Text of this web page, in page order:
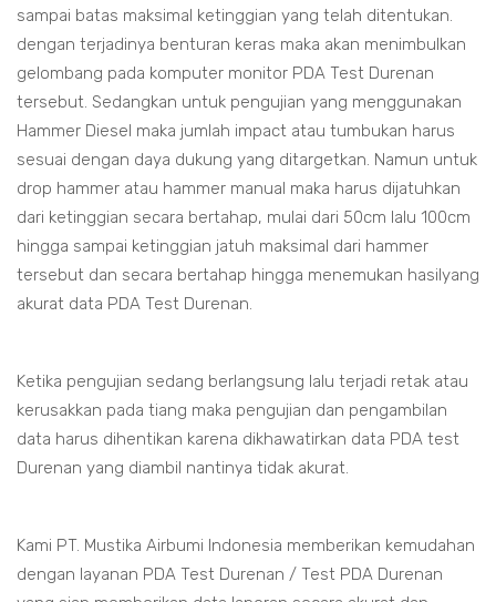
sampai batas maksimal ketinggian yang telah ditentukan.
dengan terjadinya benturan keras maka akan menimbulkan
gelombang pada komputer monitor PDA Test Durenan
tersebut. Sedangkan untuk pengujian yang menggunakan
Hammer Diesel maka jumlah impact atau tumbukan harus
sesuai dengan daya dukung yang ditargetkan. Namun untuk
drop hammer atau hammer manual maka harus dijatuhkan
dari ketinggian secara bertahap, mulai dari 50cm lalu 100cm
hingga sampai ketinggian jatuh maksimal dari hammer
tersebut dan secara bertahap hingga menemukan hasilyang
akurat data PDA Test Durenan.
Ketika pengujian sedang berlangsung lalu terjadi retak atau
kerusakkan pada tiang maka pengujian dan pengambilan
data harus dihentikan karena dikhawatirkan data PDA test
Durenan yang diambil nantinya tidak akurat.
Kami PT. Mustika Airbumi Indonesia memberikan kemudahan
dengan layanan PDA Test Durenan / Test PDA Durenan